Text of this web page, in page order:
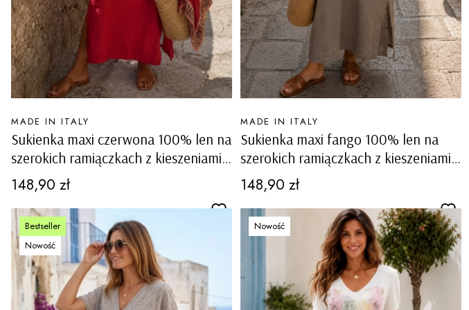
Sukienka maxi czerwona 100% len na
szerokich ramiączkach z kieszeniami i
rozcięciami po bokach Cornuda
PRODUCENT
MADE IN ITALY
Cena
148,90 zł
Sukienka maxi fango 100% len na
szerokich ramiączkach z kieszeniami i
rozcięciami po bokach Cornuda
PRODUCENT
MADE IN ITALY
Cena
148,90 zł
Bestseller
Nowość
Nowość